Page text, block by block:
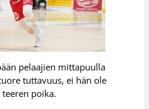
pelaajien mittapuulla
tuttavuus, ei hän ole
poika.